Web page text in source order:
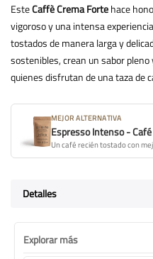
EsteCaffè Crema Fortehace
vigoroso y una intensa
tostados de manera larga y
sostenibles, crean un sabor pleno
quienes disfrutan de una taza de
MEJOR ALTERNATIVA
Espresso Intenso -
Detalles
Explorar más